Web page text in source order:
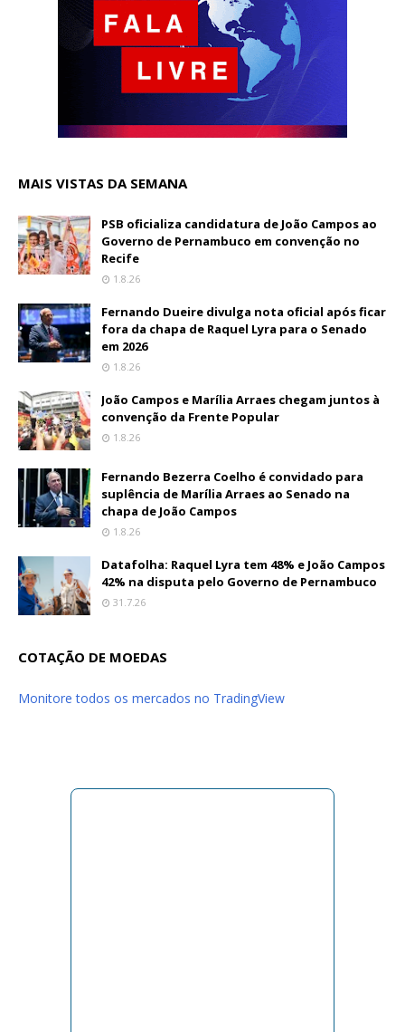
MAIS VISTAS DA SEMANA
PSB oficializa candidatura de João Campos ao
Governo de Pernambuco em convenção no
Recife
1.8.26
Fernando Dueire divulga nota oficial após ficar
fora da chapa de Raquel Lyra para o Senado
em 2026
1.8.26
João Campos e Marília Arraes chegam juntos à
convenção da Frente Popular
1.8.26
Fernando Bezerra Coelho é convidado para
suplência de Marília Arraes ao Senado na
chapa de João Campos
1.8.26
Datafolha: Raquel Lyra tem 48% e João Campos
42% na disputa pelo Governo de Pernambuco
31.7.26
COTAÇÃO DE MOEDAS
Monitore todos os mercados no TradingView